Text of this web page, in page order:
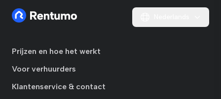
Prijzen en hoe het werkt
Voor verhuurders
Klantenservice & contact